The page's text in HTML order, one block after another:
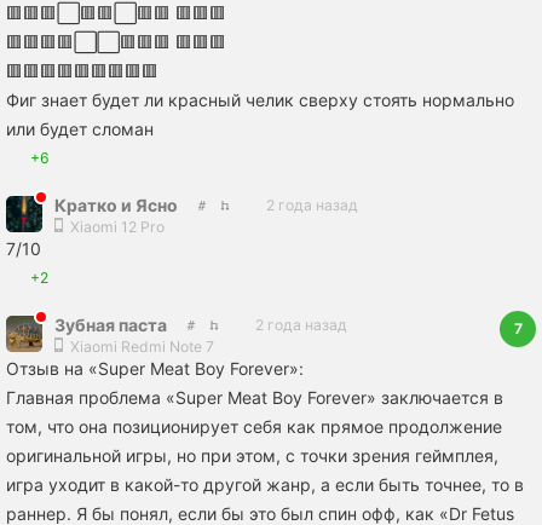
🟥🟥🟥⬜🟥🟥⬜🟥🟥 🟥🟥🟥
🟥🟥🟥🟥⬜⬜🟥🟥🟥 🟥🟥🟥
🟥🟥🟥🟥🟥🟥🟥🟥🟥
Фиг знает будет ли красный челик сверху стоять нормально
или будет сломан
+6
Кратко и Ясно
2 года назад
Xiaomi 12 Pro
7/10
+2
Зубная пaста
2 года назад
Xiaomi Redmi Note 7
7
Отзыв на «Super Meat Boy Forever»:
Главная проблема «Super Meat Boy Forever» заключается в
том, что она позиционирует себя как прямое продолжение
оригинальной игры, но при этом, с точки зрения геймплея,
игра уходит в какой-то другой жанр, а если быть точнее, то в
раннер. Я бы понял, если бы это был спин офф, как «Dr Fetus